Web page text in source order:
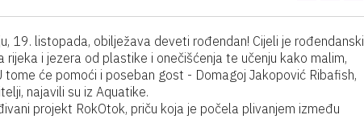
19. listopada, obilježava deveti rođendan! Cijeli je rođendanski
i jezera od plastike i onečišćenja te učenju kako malim,
će pomoći i poseban gost - Domagoj Jakopović Ribafish,
najavili su iz Aquatike.
projekt RokOtok, priču koja je počela plivanjem između